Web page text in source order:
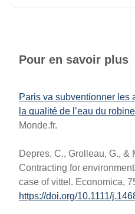
Pour en savoir plus
Paris va subventionner les
la qualité de l’eau du
Monde.fr.
Depres, C., Grolleau, G., &
Contracting for
case of vittel. Economica,
https://doi.org/10.1111/